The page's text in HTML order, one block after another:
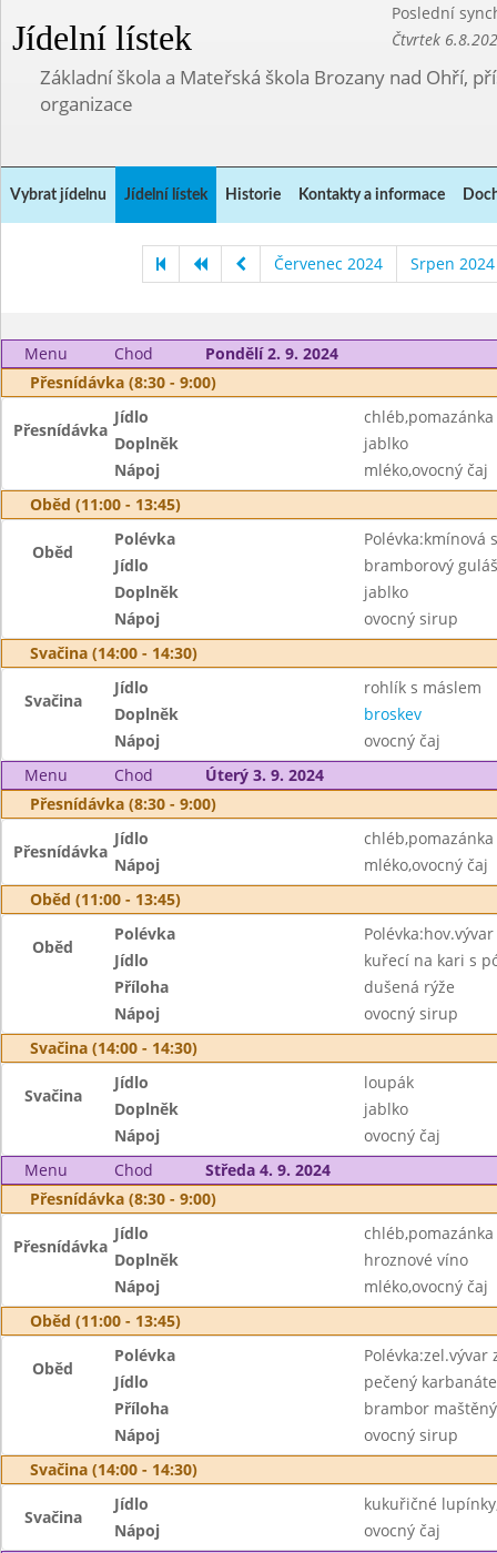
Jídelní lístek
Poslední
Čtvrtek
Základní škola a Mateřská škola Brozany nad Ohří,
organizace
Vybrat jídelnu Jídelní lístek Historie Kontakty a informace
Červenec 2024 Srpen 2024
Menu Chod
Pondělí 2. 9. 2024
Přesnídávka (8:30 - 9:00)
Přesnídávka
Jídlo
Doplněk
jablko
Nápoj
mléko,ovocný čaj
Oběd (11:00 - 13:45)
Oběd
Polévka
Polévka:kmínová
Jídlo
bramborový
Doplněk
jablko
Nápoj
ovocný sirup
Svačina (14:00 - 14:30)
Svačina
Jídlo
rohlík s máslem
Doplněk
broskev
Nápoj
ovocný čaj
Menu
Chod
Úterý 3. 9. 2024
Přesnídávka (8:30 - 9:00)
Přesnídávka
Jídlo
Nápoj
mléko,ovocný čaj
Oběd (11:00 - 13:45)
Oběd
Polévka
Jídlo
kuřecí na kari s
Příloha
dušená rýže
Nápoj
ovocný sirup
Svačina (14:00 - 14:30)
Svačina
Jídlo
loupák
Doplněk
jablko
Nápoj
ovocný čaj
Menu
Chod
Středa 4. 9. 2024
Přesnídávka (8:30 - 9:00)
Přesnídávka
Jídlo
Doplněk
hroznové víno
Nápoj
mléko,ovocný čaj
Oběd (11:00 - 13:45)
Oběd
Polévka
Polévka:zel.vývar
Jídlo
pečený
Příloha
brambor
Nápoj
ovocný sirup
Svačina (14:00 - 14:30)
Svačina
Jídlo
kukuřičné
Nápoj
ovocný čaj